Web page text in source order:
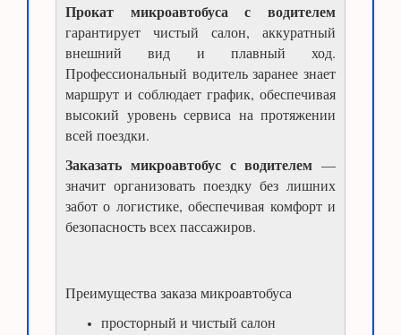
Прокат микроавтобуса с водителем
гарантирует чистый салон, аккуратный
внешний вид и плавный ход.
Профессиональный водитель заранее знает
маршрут и соблюдает график, обеспечивая
высокий уровень сервиса на протяжении
всей поездки.
Заказать микроавтобус с водителем —
значит организовать поездку без лишних
забот о логистике, обеспечивая комфорт и
безопасность всех пассажиров.
Преимущества заказа микроавтобуса
просторный и чистый салон